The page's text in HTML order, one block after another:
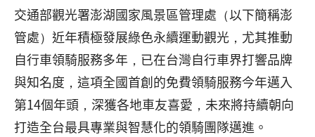
交通部觀光署澎湖國家風景區管理處（以下簡稱澎
管處）近年積極發展綠色永續運動觀光，尤其推動
自行車領騎服務多年，已在台灣自行車界打響品牌
與知名度，這項全國首創的免費領騎服務今年邁入
第14個年頭，深獲各地車友喜愛，未來將持續朝向
打造全台最具專業與智慧化的領騎團隊邁進。